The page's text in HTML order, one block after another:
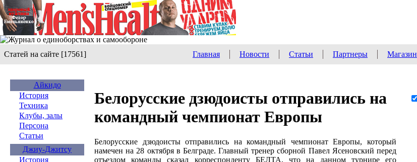
Статей на сайте [17561] Главная Новости Статьи Партнеры Магазин
Айкидо
История
Техника
Клубы, залы
Персона
Статьи
Джиу-Джитсу
История
Белорусские дзюдоисты отправились на
командный чемпионат Европы
Белорусские дзюдоисты отправились на командный чемпионат Европы, который
намечен на 28 октября в Белграде. Главный тренер сборной Павел Ясеновский перед
отъездом команды сказал корреспонденту БЕЛТА, что на данном турнире его